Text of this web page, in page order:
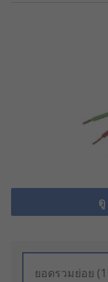
ยอดรวมย่อย